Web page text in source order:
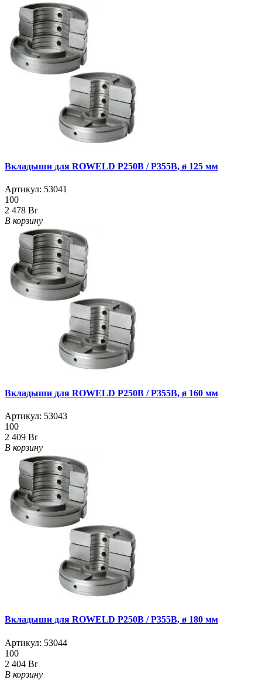
Вкладыши для ROWELD Р250B / Р355B, ø 125 мм
Артикул: 53041
100
2 478 Br
В корзину
Вкладыши для ROWELD Р250B / Р355B, ø 160 мм
Артикул: 53043
100
2 409 Br
В корзину
Вкладыши для ROWELD Р250B / Р355B, ø 180 мм
Артикул: 53044
100
2 404 Br
В корзину